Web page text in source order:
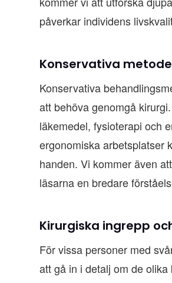
påverkar individens
Konservativa
Konservativa
att behöva genomgå
läkemedel, fysioterapi och
ergonomiska arbetsplatser
handen. Vi kommer även
läsarna en bredare
Kirurgiska ingrepp
För vissa personer med
att gå in i detalj om de